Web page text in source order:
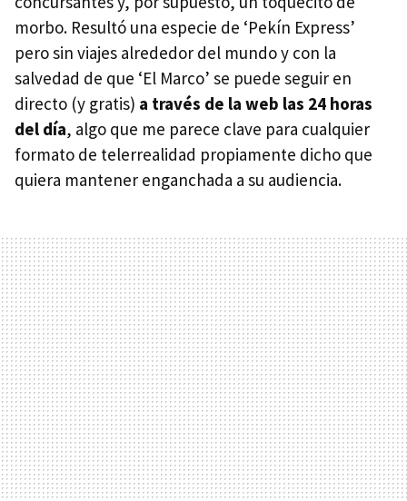
morbo. Resultó una especie de ‘Pekín Express’
pero sin viajes alrededor del mundo y con la
salvedad de que ‘El Marco’ se puede seguir en
directo (y gratis) a través de la web las 24 horas
del día, algo que me parece clave para cualquier
formato de telerrealidad propiamente dicho que
quiera mantener enganchada a su audiencia.